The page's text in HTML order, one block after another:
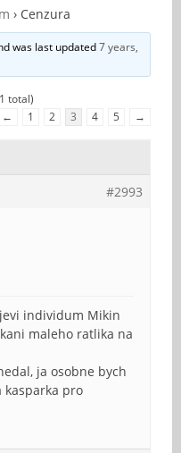
› Cenzura
was last updated7 years,
total)
←
1 2 3 4 5 →
#2993
individum Mikin
maleho ratlika na
ja osobne bych
kasparka pro